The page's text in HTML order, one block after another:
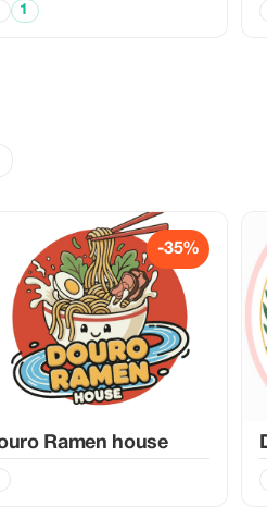
1
-35%
Ramen house